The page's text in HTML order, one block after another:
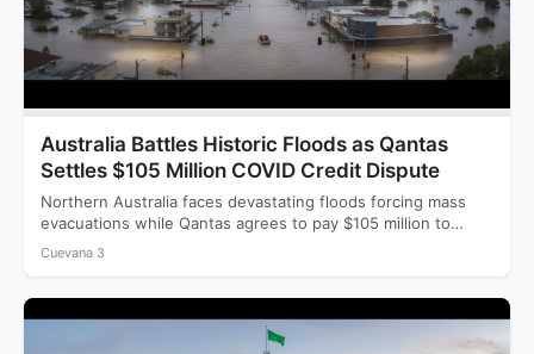
Australia Battles Historic Floods as Qantas
Settles $105 Million COVID Credit Dispute
Northern Australia faces devastating floods forcing mass
evacuations while Qantas agrees to pay $105 million to
settle a…
Cuevana 3